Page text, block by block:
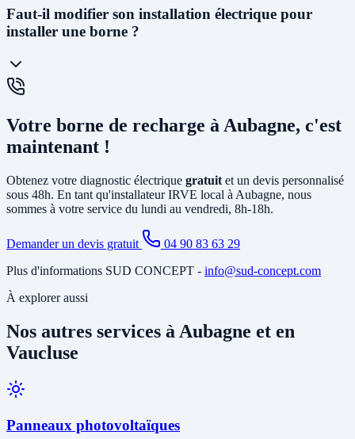
Laprise renforcée (Green'Up)délivre 3,2kW et permet de
recharger un véhicule en 12 à 20h. C'est la solution la plus
économique. La wallbox (7kW à 22kW) est beaucoup plus rapide
smartphone, et obligatoire pour certains types de véhicules. C'est la
solution recommandée pour un usage quotidien.
Faut-il modifier son installation électrique pour
installer une borne ?
Cela dépend de votre installation existante. Dans la plupart des
depuis le tableau électrique et poser un disjoncteur différentiel
spécifique. Si votre abonnement est trop faible, il peut être
nécessaire d'augmenter la puissance souscrite
Votre borne de recharge à Aubagne, c'est
maintenant !
Obtenez votre diagnostic électrique gratuit et un devis personnalisé
sous 48h. En tant qu'installateur IRVE local à Aubagne, nous
sommes à votre service du lundi au vendredi, 8h-18h.
Demander un devis gratuit
04 90 83 63 29
Plus d'informations SUD CONCEPT - info@sud-concept.com
À explorer aussi
Nos autres services à Aubagne et en
Vaucluse
Panneaux photovoltaïques